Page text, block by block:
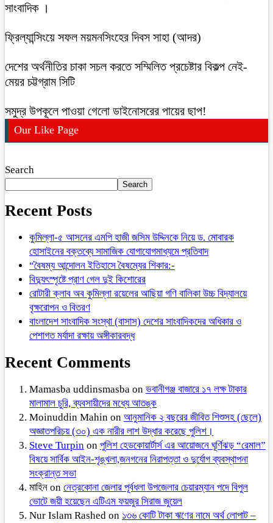
সাংবাদিক ।
ফ্রিল্যান্সিংয়ে সফল ময়মনসিংহের দিবস সাহা (আদর)
দেশের অর্থনীতির চাকা সচল করতে সম্মিলিত প্রচেষ্টার বিকল্প নেই-
মেয়র চট্টগ্রাম সিটি
সমুদ্র উপকূলে পাওয়া গেলো ডাইনোসরের পায়ের ছাপ!
Our Like Page
Search
Search
Recent Posts
কুমিল্লা-৫ আসনের এমপি হাজী জসিম উদ্দিনকে নিয়ে ড. মোবারক
হোসাইনের বক্তব্যে সামাজিক যোগাযোগমাধ্যমে প্রতিবাদ
“বৈষম্য আন্দোলন ইতিহাসে বৈষম্যের শিকার:-
বিদ্যুৎস্পৃষ্টে প্রাণ গেল দুই কিশোরের
রোটারী ক্লাব অব কুমিল্লা রয়েলের আছিয়া গণি বালিকা উচ্চ বিদ্যালয়ে
বৃক্ষরোপন ও বিতরণ
বাংলাদেশ সাংবাদিক সংস্থা (বাসাস) দেশের সাংবাদিকদের অধিকার ও
পেশাগত মর্যাদা রক্ষায় অঙ্গীকারবদ্ধ
Recent Comments
Mamasba uddinsmasba on ভবানীগঞ্জ বাজারে ১৭ লক্ষ টাকার
মালামাল চুরি, ব্যবসায়ীদের মধ্যে আতঙ্ক
Moinuddin Mahin on আনুমানিক ২ বছরের জীবিত শিশুসহ (ছেলে)
অজ্ঞাতপরিচয় (৩০) এক নারীর লাশ উদ্ধার করেছে পুলিশ।
Steve Turpin on পুলিশ হেডকোয়ার্টার্স এর আয়োজনে ঘূর্ণিঝড় “রেমাল”
বিষয়ে সার্বিক আইন-শৃঙ্খলা,জনগনের নিরাপত্তা ও দুর্যোগ ব্যবস্থাপনা
সংক্রান্ত সভা
মাহিন on নেত্রকোনা জেলার পূর্বধলা উপজেলার চেয়ারম্যান পদে বিপুল
ভোটে জয়ী হয়েছেন এটিএম ফয়জুর সিরাজ জুয়েল
Nur Islam Rashed on ১৩৬ কোটি টাকা ঋণের নামে অর্থ লোপাট –